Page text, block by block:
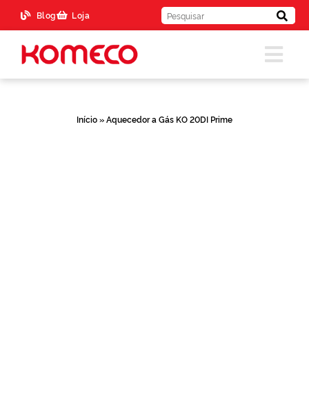
Blog Loja
Início»Aquecedor a Gás KO 20DI Prime